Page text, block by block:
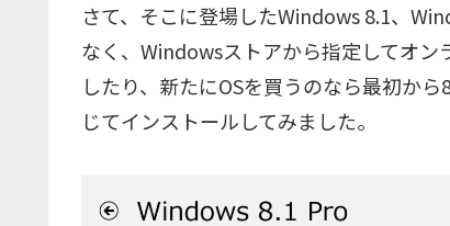
さて、そこに登場したWindows 8.1、
なく、Windowsストアから指定してオン
したり、新たにOSを買うのなら最初か
じてインストールしてみました。